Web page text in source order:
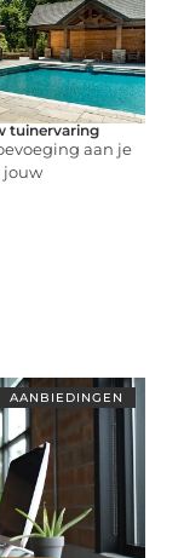
tuinervaring
aan je
jouw
AANBIEDINGEN